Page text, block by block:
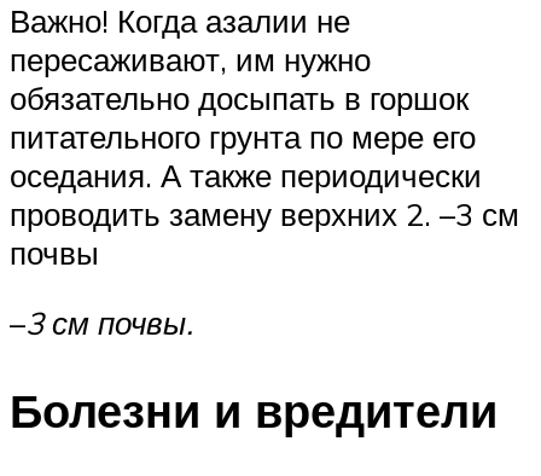
Важно! Когда азалии не
пересаживают, им нужно
обязательно досыпать в горшок
питательного грунта по мере его
оседания. А также периодически
проводить замену верхних 2. –3 см
почвы
–3 см почвы.
Болезни и вредители